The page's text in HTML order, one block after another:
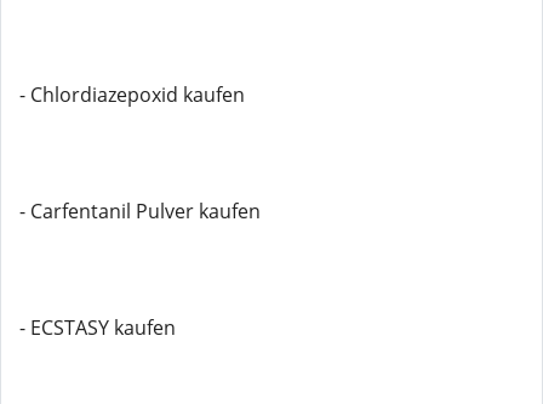
- Chlordiazepoxid kaufen
- Carfentanil Pulver kaufen
- ECSTASY kaufen